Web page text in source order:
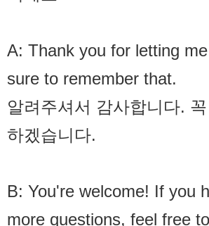
A: Thank you for letting
sure to remember that.
알려주셔서 감사합니다.
하겠습니다.
B: You're welcome! If you
more questions, feel free